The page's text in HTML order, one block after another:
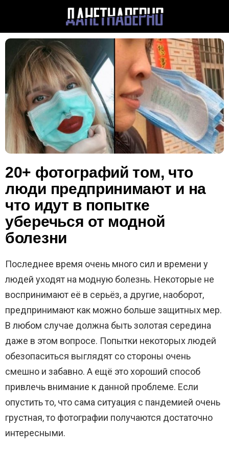
20+ фотографий том, что
люди предпринимают и на
что идут в попытке
уберечься от модной
болезни
Последнее время очень много сил и времени у
людей уходят на модную болезнь. Некоторые не
воспринимают её в серьёз, а другие, наоборот,
предпринимают как можно больше защитных мер.
В любом случае должна быть золотая середина
даже в этом вопросе. Попытки некоторых людей
обезопаситься выглядят со стороны очень
смешно и забавно. А ещё это хороший способ
привлечь внимание к данной проблеме. Если
опустить то, что сама ситуация с пандемией очень
грустная, то фотографии получаются достаточно
интересными.